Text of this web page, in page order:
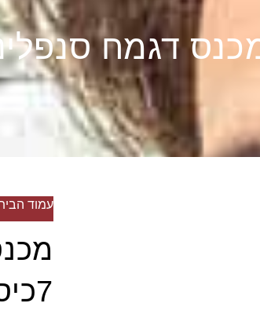
דגמח סנפלינג
עמוד
7כיס